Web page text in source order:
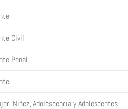
Civil
Penal
Niñez, Adolescencia y Adolescentes